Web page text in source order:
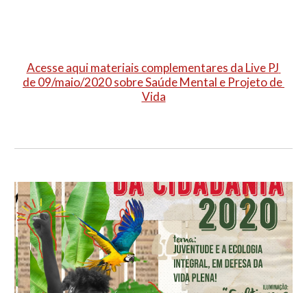
Acesse aqui materiais complementares da Live PJ
de 09/maio/2020 sobre Saúde Mental e Projeto de
Vida